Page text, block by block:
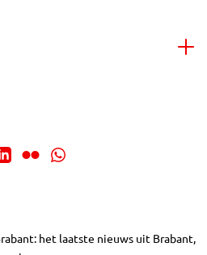
het laatste nieuws uit Brabant,